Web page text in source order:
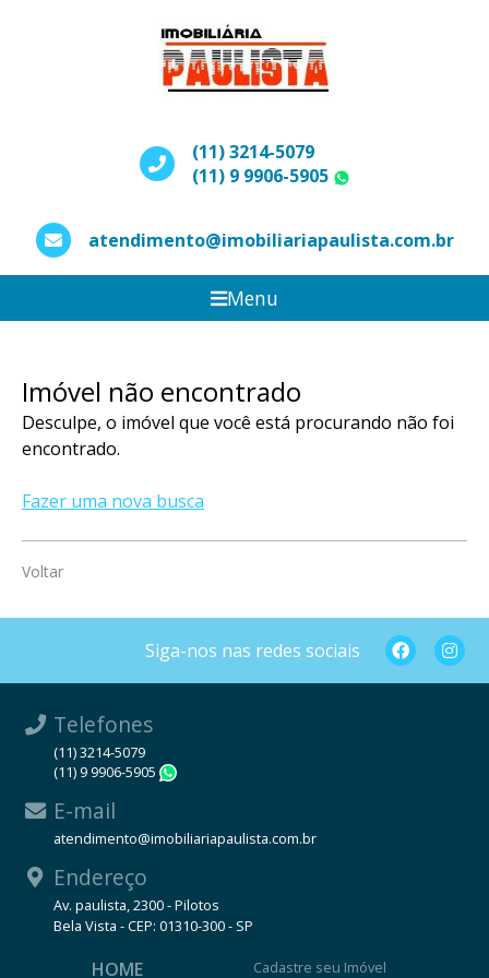
(11) 3214-5079
(11) 9 9906-5905
atendimento@imobiliariapaulista.com.br
Menu
Imóvel não encontrado
Desculpe, o imóvel que você está procurando não foi
encontrado.
Fazer uma nova busca
Voltar
Siga-nos nas redes sociais
Telefones
(11) 3214-5079
(11) 9 9906-5905
E-mail
atendimento@imobiliariapaulista.com.br
Endereço
Av. paulista, 2300 - Pilotos
Bela Vista - CEP: 01310-300 - SP
HOME Cadastre seu Imóvel